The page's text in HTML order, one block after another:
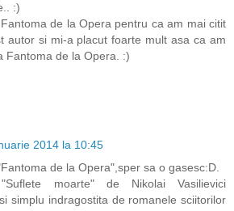
:)
de la Opera pentru ca am mai citit
autor si mi-a placut foarte mult asa ca am
Fantoma de la Opera. :)
2014 la 10:45
de la Opera",sper sa o gasesc:D.
moarte" de Nikolai Vasilievici
simplu indragostita de romanele sciitorilor